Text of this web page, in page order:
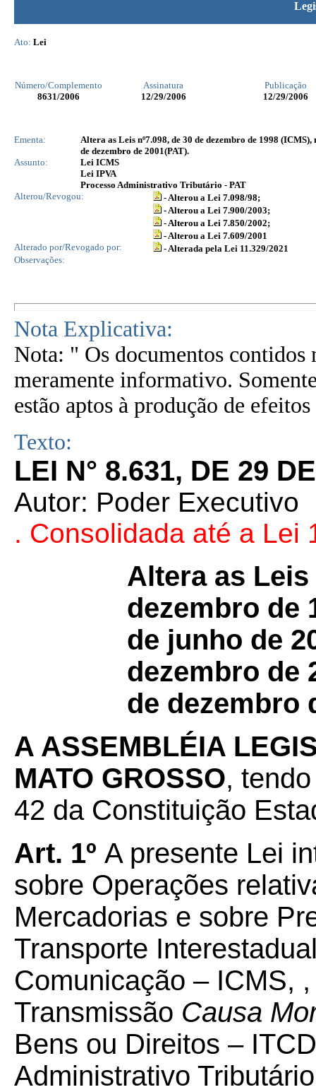
Ato: Lei
Número/Complemento Assinatura
Publicação
8631/2006 12/29/2006 12/29/2006
Ementa:
Altera as Leis nº7.098, de 30 de dezembro de 1998 (ICMS),
de dezembro de 2001(PAT).
Assunto:
Lei ICMS
Lei IPVA
Processo Administrativo Tributário - PAT
Alterou/Revogou:
- Alterou a Lei 7.098/98;
- Alterou a Lei 7.900/2003;
- Alterou a Lei 7.850/2002;
- Alterou a Lei 7.609/2001
Alterado por/Revogado por:
- Alterada pela Lei 11.329/2021
Observações:
Nota Explicativa:
Nota: " Os documentos contidos
meramente informativo.
estão aptos à produção de
Texto:
LEI N° 8.631, DE 29
Autor: Poder Executivo
. Consolidada até a Lei
Altera as Leis
dezembro de
de junho de
dezembro de
de dezembro
A ASSEMBLÉIA
MATO GROSSO,
42 da Constituição
Art. 1º A presente Lei
sobre Operações
Mercadorias e sobre
Transporte
Comunicação – ICMS,
Transmissão Causa
Bens ou Direitos –
Administrativo